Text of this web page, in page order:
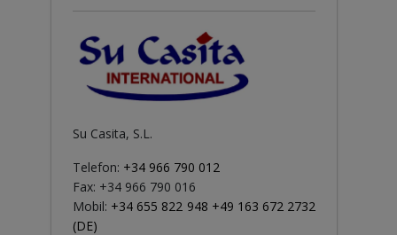
Su Casita, S.L.
Telefon: +34 966 790 012
Fax: +34 966 790 016
Mobil: +34 655 822 948 +49 163 672 2732
(DE)